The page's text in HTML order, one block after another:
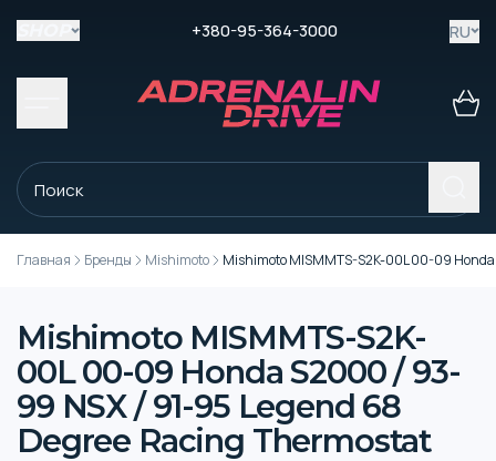
+380-95-364-3000 RU
Главная Бренды Mishimoto Mishimoto MISMMTS-S2K-00L 00-09
Mishimoto MISMMTS-S2K-
00L 00-09 Honda S2000 / 93-
99 NSX / 91-95 Legend 68
Degree Racing Thermostat